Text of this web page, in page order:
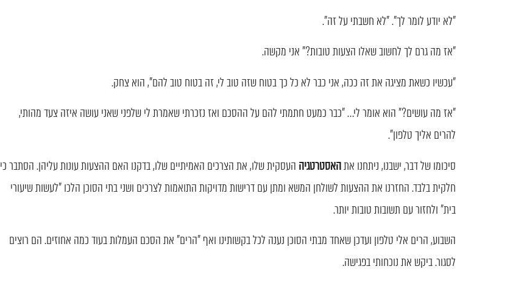
"לא יודע לומר לך". "לא חשבתי על זה".
"אז מה גרם לך לחשוב שאלו הצעות טובות?" אני מקשה.
"עכשיו כשאת מציגה את זה ככה, אני כבר לא כל כך בטוח שזה טוב לי, זה בטוח טוב להם", הוא צחק.
"אז מה עושים?" הוא אומר לי… "כבר כמעט חתמתי להם על ההסכם ואז נזכרתי שאמרת לי שלפני שאני עושה איזה צעד מהותי,
להרים אליך טלפון".
סיכומו של דבר, ישבנו, ניתחנו אתהאסטרטגיה העסקית שלו, את הצרכים האמיתיים שלו, בדקנו האם ההצעות עונות עליהן. הסתבר כי
חלקית בלבד. החזרנו את ההצעות לשולחן המשא ומתן עם דרישות מדויקות התואמות לצרכים ושני בתי הסוכן הלכו "לעשות שיעורי
בית" ולחזור עם תשובות טובות יותר.
השבוע, הרים אלי טלפון ועדכן שאחד מבתי הסוכן נענה לכל בקשותינו ואף "הרים" את הסכם העמלות בעוד כמה אחוזים. הם רוצים
לסגור. ביקש את נוכחותי בפגישה.